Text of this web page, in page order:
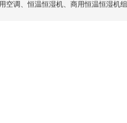
空调、恒温恒湿机、商用恒温恒湿机